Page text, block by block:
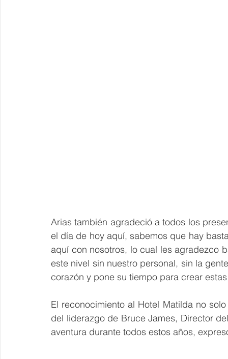
Arias también agradeció a todos los
el día de hoy aquí, sabemos que hay
aquí con nosotros, lo cual les agradezco
este nivel sin nuestro personal, sin la
corazón y pone su tiempo para crear
El reconocimiento al Hotel Matilda no
del liderazgo de Bruce James, Director
aventura durante todos estos años,